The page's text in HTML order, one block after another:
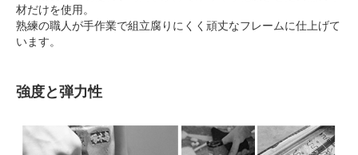
材だけを使用。
熟練の職人が手作業で組立腐りにくく頑丈なフレームに仕上げて
います。
強度と弾力性